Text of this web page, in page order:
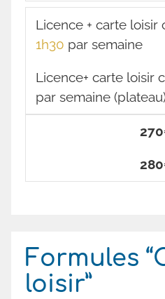
Licence + carte loisir
1h30 par semaine
Licence+ carte loisir
par semaine
Formules
loisir”